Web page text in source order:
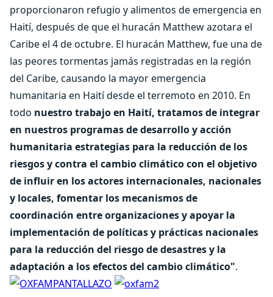
proporcionaron refugio y alimentos de emergencia en
Haití, después de que el huracán Matthew azotara el
Caribe el 4 de octubre. El huracán Matthew, fue una de
las peores tormentas jamás registradas en la región
del Caribe, causando la mayor emergencia
humanitaria en Haití desde el terremoto en 2010. En
todo nuestro trabajo en Haití, tratamos de integrar
en nuestros programas de desarrollo y acción
humanitaria estrategias para la reducción de los
riesgos y contra el cambio climático con el objetivo
de influir en los actores internacionales, nacionales
y locales, fomentar los mecanismos de
coordinación entre organizaciones y apoyar la
implementación de políticas y prácticas nacionales
para la reducción del riesgo de desastres y la
adaptación a los efectos del cambio climático".